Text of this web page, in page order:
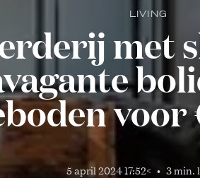
LIVING
met
5 april 2024 17:52< • 3 min.